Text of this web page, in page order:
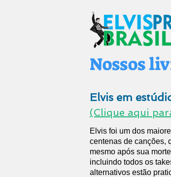
Nossos
Elvis em
(Clique aqui
Elvis foi um dos
centenas de canções,
mesmo após sua
incluindo todos os
alternativos estão